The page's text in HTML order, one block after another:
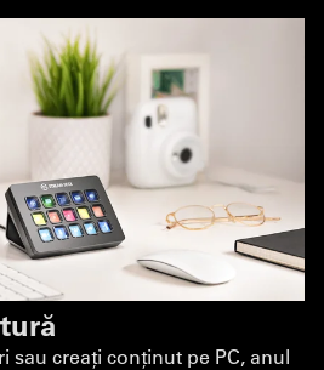
sau creați conținut pe PC, anul